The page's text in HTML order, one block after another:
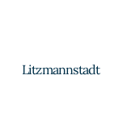
Litzmannstadt